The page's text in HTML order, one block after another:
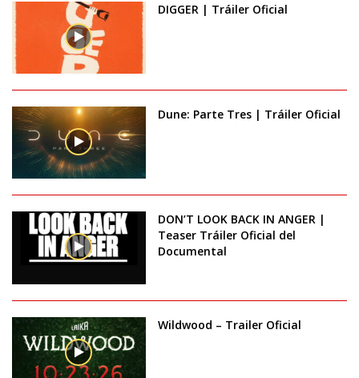
DIGGER | Tráiler Oficial
Dune: Parte Tres | Tráiler Oficial
DON’T LOOK BACK IN ANGER |
Teaser Tráiler Oficial del
Documental
Wildwood – Trailer Oficial